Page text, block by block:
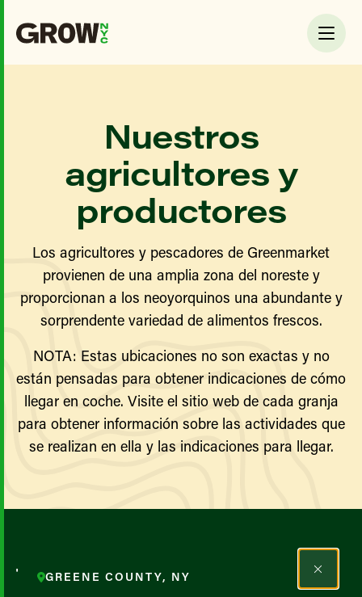
Nuestros
agricultores y
productores
Los agricultores y pescadores de Greenmarket
provienen de una amplia zona del noreste y
proporcionan a los neoyorquinos una abundante y
sorprendente variedad de alimentos frescos.
NOTA: Estas ubicaciones no son exactas y no
están pensadas para obtener indicaciones de cómo
llegar en coche. Visite el sitio web de cada granja
para obtener información sobre las actividades que
se realizan en ella y las indicaciones para llegar.
Todos los agricultores y
GREENE COUNTY, NY